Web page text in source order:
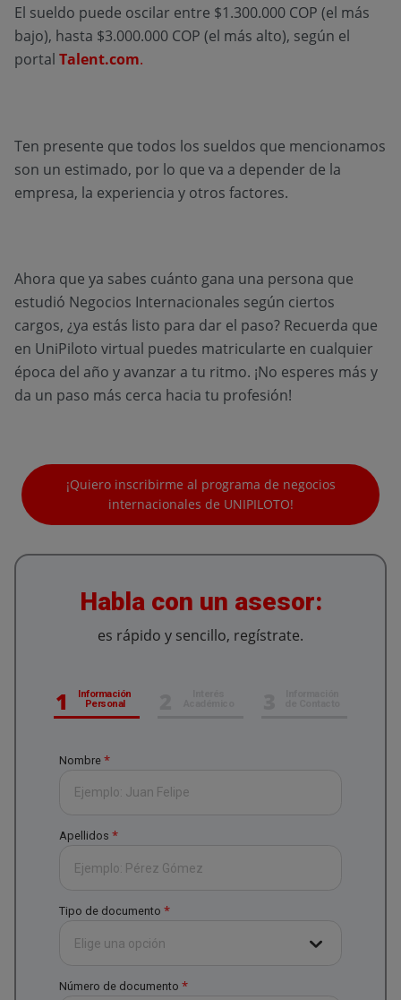
El sueldo puede oscilar entre $1.300.000 COP (el más
bajo), hasta $3.000.000 COP (el más alto), según el
portal Talent.com.
Ten presente que todos los sueldos que mencionamos
son un estimado, por lo que va a depender de la
empresa, la experiencia y otros factores.
Ahora que ya sabes cuánto gana una persona que
estudió Negocios Internacionales según ciertos
cargos, ¿ya estás listo para dar el paso? Recuerda que
en UniPiloto virtual puedes matricularte en cualquier
época del año y avanzar a tu ritmo. ¡No esperes más y
da un paso más cerca hacia tu profesión!
¡Quiero inscribirme al programa de negocios
internacionales de UNIPILOTO!
Habla con un asesor:
es rápido y sencillo, regístrate.
1
Información
Personal
Nombre *
Apellidos *
Tipo de documento *
Elige una opción
Número de documento *